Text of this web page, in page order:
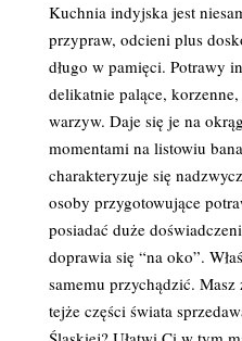
Kuchnia indyjska jest
przypraw, odcieni plus
długo w pamięci. Potrawy
delikatnie palące,
warzyw. Daje się je na
momentami na listowiu
charakteryzuje się
osoby przygotowujące
posiadać duże
doprawia się “na oko”.
samemu przychądzić.
tejże części świata